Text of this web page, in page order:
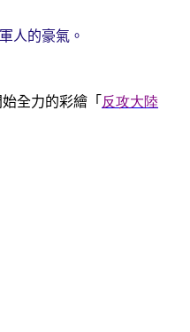
人的豪氣。
全力的彩繪「反攻大陸